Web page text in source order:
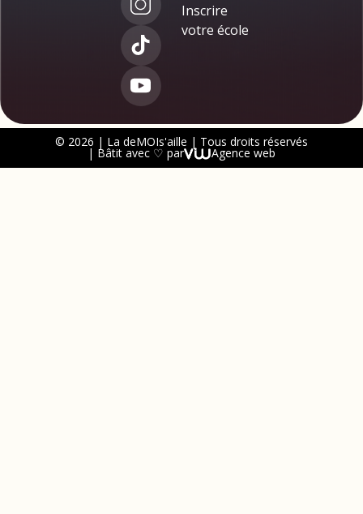
Inscrire
votre école
© 2026 | La deMOIs'aille | Tous droits réservés
| Bâtit avec ♡ par Agence web